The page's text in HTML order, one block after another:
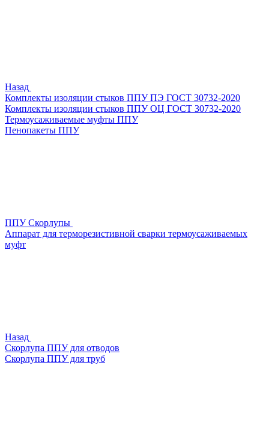
Назад
Комплекты изоляции стыков ППУ ПЭ ГОСТ 30732-2020
Комплекты изоляции стыков ППУ ОЦ ГОСТ 30732-2020
Термоусаживаемые муфты ППУ
Пенопакеты ППУ
ППУ Скорлупы
Аппарат для терморезистивной сварки термоусаживаемых
муфт
Назад
Скорлупа ППУ для отводов
Скорлупа ППУ для труб